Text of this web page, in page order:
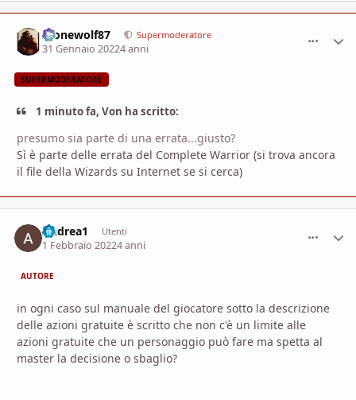
Alonewolf87 Supermoderatore
31 Gennaio 20224 anni
SUPERMODERATORE
1 minuto fa, Von ha scritto:
presumo sia parte di una errata...giusto?
Sì è parte delle errata del Complete Warrior (si trova ancora
il file della Wizards su Internet se si cerca)
Andrea1 Utenti
1 Febbraio 20224 anni
AUTORE
in ogni caso sul manuale del giocatore sotto la descrizione
delle azioni gratuite è scritto che non c'è un limite alle
azioni gratuite che un personaggio può fare ma spetta al
master la decisione o sbaglio?